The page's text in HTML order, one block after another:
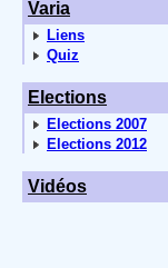
Varia
Liens
Quiz
Elections
Elections 2007
Elections 2012
Vidéos